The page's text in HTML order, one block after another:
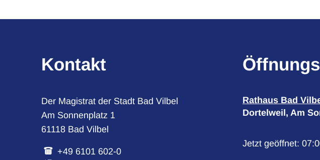
Kontakt
Der Magistrat der Stadt Bad Vilbel
Am Sonnenplatz 1
61118 Bad Vilbel
+49 6101 602-0
Rathaus Bad
Dortelweil, Am
Klicken, um
Jetzt geöffnet: